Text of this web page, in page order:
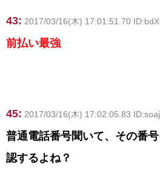
43: 2017/03/16(木) 17:01:51.70
前払い最強
45: 2017/03/16(木) 17:02:05.83
普通電話番号聞いて、その番
認するよね？